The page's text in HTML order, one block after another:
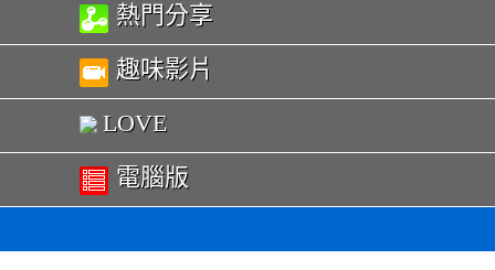
熱門分享
趣味影片
LOVE
電腦版